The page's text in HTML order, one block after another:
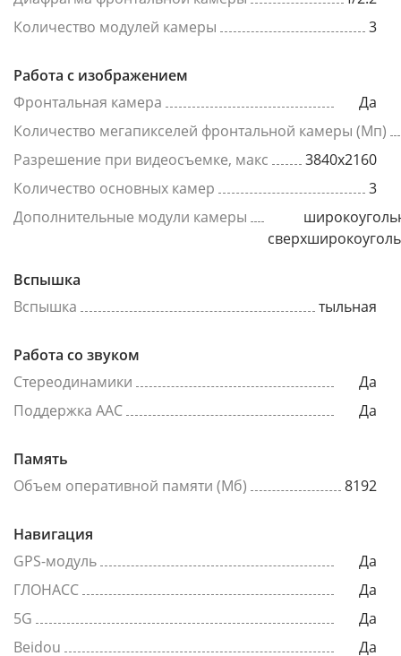
Количество модулей камеры
3
Работа с изображением
Фронтальная камера
Да
Количество мегапикселей фронтальной камеры (Мп)
Разрешение при видеосъемке, макс
3840x2160
Количество основных камер
3
Дополнительные модули камеры
Вспышка
Вспышка
тыльная
Работа со звуком
Стереодинамики
Да
Поддержка AAC
Да
Память
Объем оперативной памяти (Мб)
8192
Навигация
GPS-модуль
Да
ГЛОНАСС
Да
5G
Да
Beidou
Да